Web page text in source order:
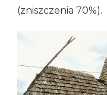
(zniszczenia 70%).